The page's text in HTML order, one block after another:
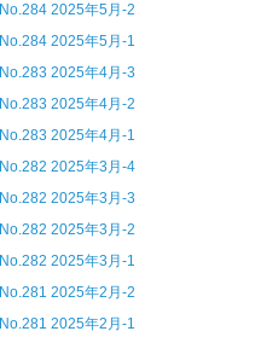
No.284 2025年5月-2
No.284 2025年5月-1
No.283 2025年4月-3
No.283 2025年4月-2
No.283 2025年4月-1
No.282 2025年3月-4
No.282 2025年3月-3
No.282 2025年3月-2
No.282 2025年3月-1
No.281 2025年2月-2
No.281 2025年2月-1